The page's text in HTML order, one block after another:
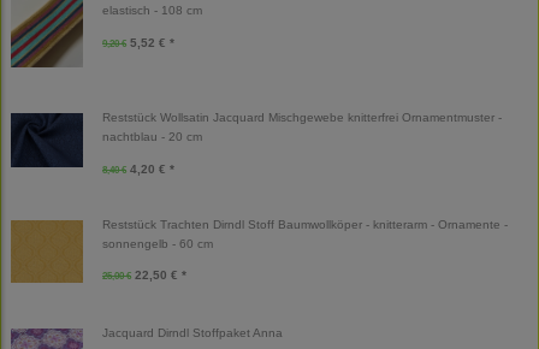
elastisch - 108 cm
9,20 € 5,52 € *
Reststück Wollsatin Jacquard Mischgewebe knitterfrei Ornamentmuster -
nachtblau - 20 cm
8,40 € 4,20 € *
Reststück Trachten Dirndl Stoff Baumwollköper - knitterarm - Ornamente -
sonnengelb - 60 cm
25,00 € 22,50 € *
Jacquard Dirndl Stoffpaket Anna